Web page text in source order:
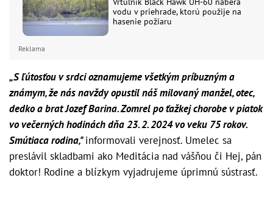
vodu v priehrade, ktorú použije na
hasenie požiaru
Reklama
„S ľútosťou v srdci oznamujeme všetkým príbuzným a
známym, že nás navždy opustil náš milovaný manžel, otec,
dedko a brat Jozef Barina. Zomrel po ťažkej chorobe v piatok
vo večerných hodinách dňa 23. 2. 2024 vo veku 75 rokov.
Smútiaca rodina,"informovali verejnosť. Umelec sa
preslávil skladbami ako Meditácia nad vášňou či Hej, pán
doktor! Rodine a blízkym vyjadrujeme úprimnú sústrasť.